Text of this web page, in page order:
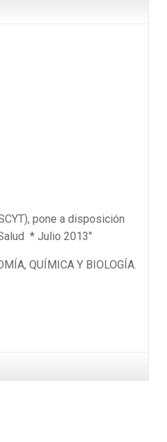
pone a disposición
* Julio 2013"
QUÍMICA Y BIOLOGÍA.